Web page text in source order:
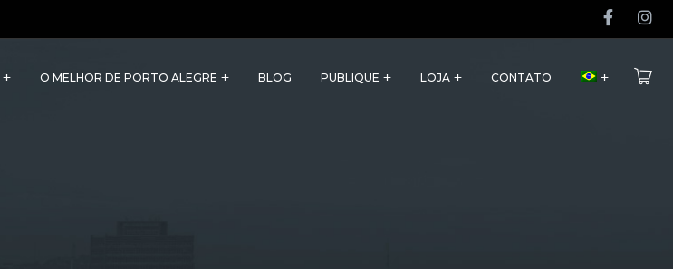
O MELHOR DE PORTO ALEGRE BLOG PUBLIQUE LOJA CONTATO